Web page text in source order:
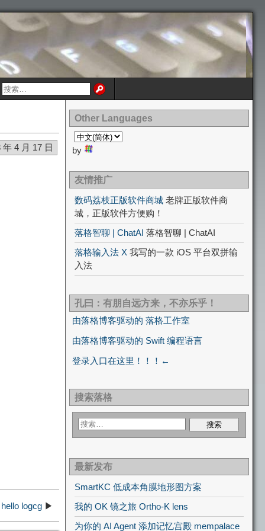
年 4 月 17 日
hello logcg ▶
Other Languages
by
友情推广
数码荔枝正版软件商城 老牌正版软件商
城，正版软件方便购！
落格智聊 | ChatAI 落格智聊 | ChatAI
落格输入法 X 我写的一款 iOS 平台双拼输
入法
孔曰：有朋自远方来，不亦乐乎！
由落格博客驱动的 落格工作室
由落格博客驱动的 Swift 编程语言
登录入口在这里！！！←
搜索落格
最新发布
SmartKC 低成本角膜地形图方案
我的 OK 镜之旅 Ortho-K lens
为你的 AI Agent 添加记忆宫殿 mempalace